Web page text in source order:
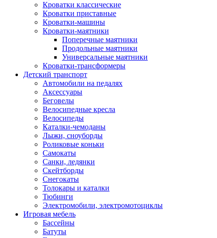
Кроватки классические
Кроватки приставные
Кроватки-машины
Кроватки-маятники
Поперечные маятники
Продольные маятники
Универсальные маятники
Кроватки-трансформеры
Детский транспорт
Автомобили на педалях
Аксессуары
Беговелы
Велосипедные кресла
Велосипеды
Каталки-чемоданы
Лыжи, сноуборды
Роликовые коньки
Самокаты
Санки, ледянки
Скейтборды
Снегокаты
Толокары и каталки
Тюбинги
Электромобили, электромотоциклы
Игровая мебель
Бассейны
Батуты